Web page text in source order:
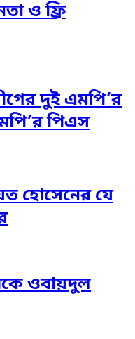
ও ফ্রি
দুই এমপি’র
পিএস
হোসেনের যে
ওবায়দুল